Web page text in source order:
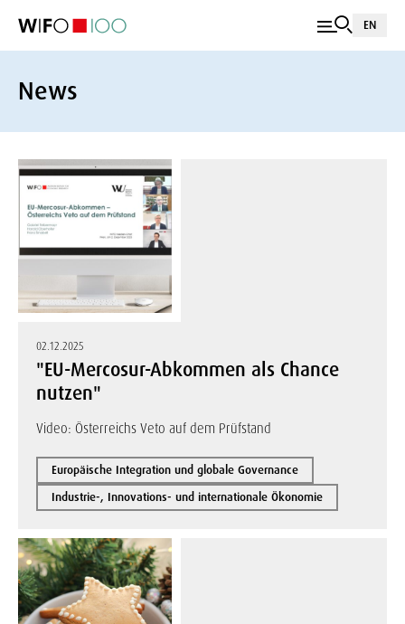
EN
News
02.12.2025
"EU-Mercosur-Abkommen als Chance
nutzen"
Video: Österreichs Veto auf dem Prüfstand
Europäische Integration und globale Governance
Industrie-, Innovations- und internationale Ökonomie